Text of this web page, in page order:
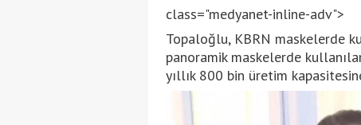
class="medyanet-inline-adv">
Topaloğlu, KBRN maskelerde
panoramik maskelerde
yıllık 800 bin üretim